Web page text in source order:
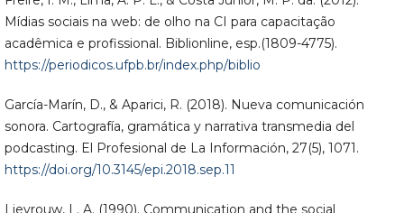
Mídias sociais na web: de olho na CI para capacitação
acadêmica e profissional. Biblionline, esp.(1809-4775).
https://periodicos.ufpb.br/index.php/biblio
García-Marín, D., & Aparici, R. (2018). Nueva comunicación
sonora. Cartografía, gramática y narrativa transmedia del
podcasting. El Profesional de La Información, 27(5), 1071.
https://doi.org/10.3145/epi.2018.sep.11
Lievrouw, L. A. (1990). Communication and the social